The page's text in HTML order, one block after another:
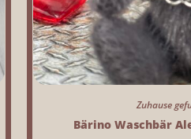
Zuhause
Bärino Waschbär